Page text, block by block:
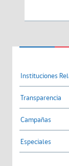
Instituciones
Transparencia
Campañas
Especiales